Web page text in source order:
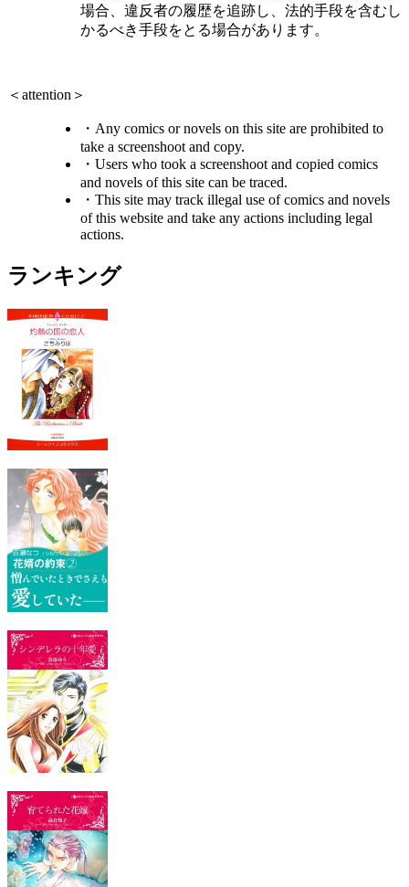
場合、違反者の履歴を追跡し、法的手段を含むし
かるべき手段をとる場合があります。
＜attention＞
・Any comics or novels on this site are prohibited to
take a screenshoot and copy.
・Users who took a screenshoot and copied comics
and novels of this site can be traced.
・This site may track illegal use of comics and novels
of this website and take any actions including legal
actions.
ランキング